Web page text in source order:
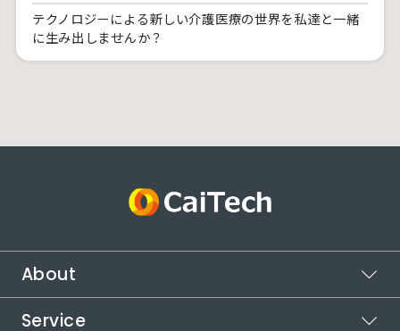
テクノロジーによる新しい介護医療の世界を私達と一緒
に生み出しませんか？
About
ビジョン
Service